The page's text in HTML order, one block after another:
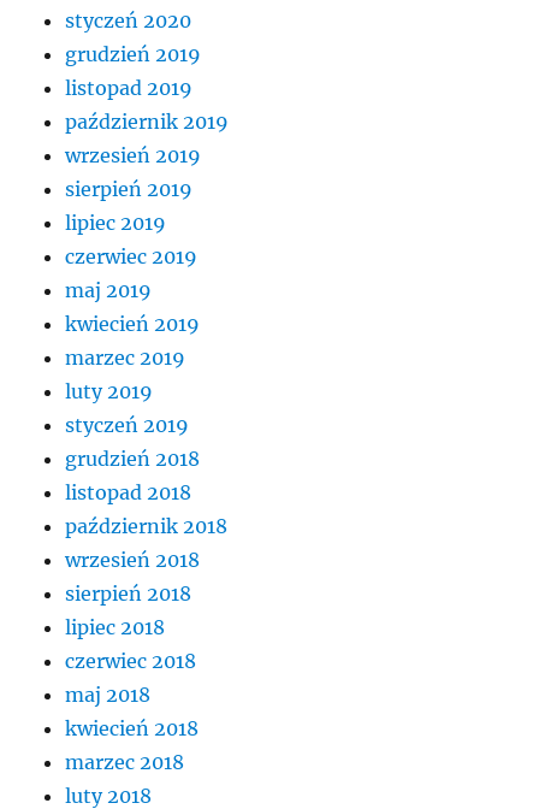
styczeń 2020
grudzień 2019
listopad 2019
październik 2019
wrzesień 2019
sierpień 2019
lipiec 2019
czerwiec 2019
maj 2019
kwiecień 2019
marzec 2019
luty 2019
styczeń 2019
grudzień 2018
listopad 2018
październik 2018
wrzesień 2018
sierpień 2018
lipiec 2018
czerwiec 2018
maj 2018
kwiecień 2018
marzec 2018
luty 2018